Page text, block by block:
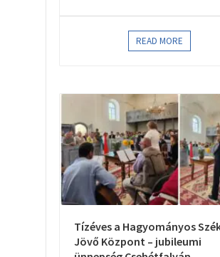
READ MORE
Tízéves a Hagyományos
Jövő Központ – jubileumi